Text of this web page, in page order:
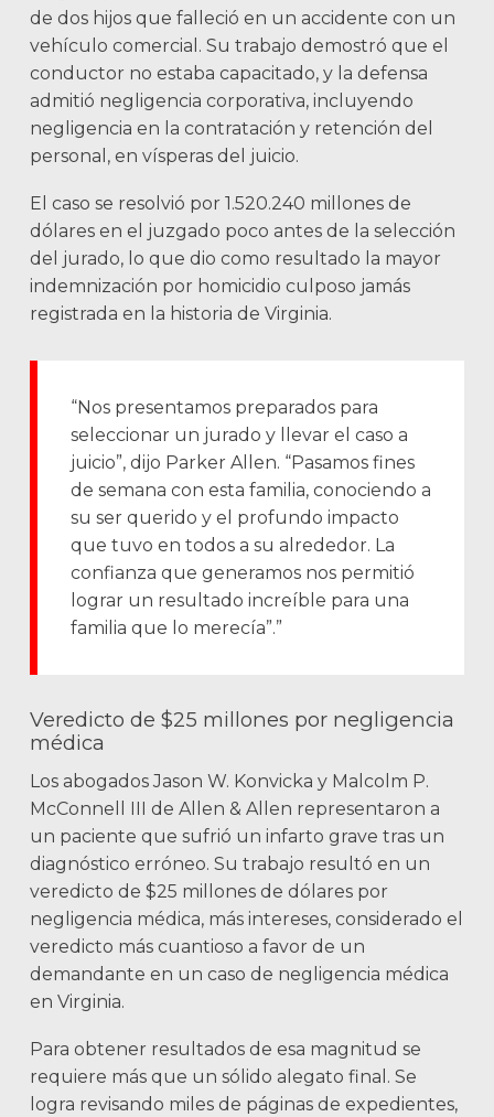
de dos hijos que falleció en un accidente con un
vehículo comercial. Su trabajo demostró que el
conductor no estaba capacitado, y la defensa
admitió negligencia corporativa, incluyendo
negligencia en la contratación y retención del
personal, en vísperas del juicio.
El caso se resolvió por 1.520.240 millones de
dólares en el juzgado poco antes de la selección
del jurado, lo que dio como resultado la mayor
indemnización por homicidio culposo jamás
registrada en la historia de Virginia.
“Nos presentamos preparados para
seleccionar un jurado y llevar el caso a
juicio”, dijo Parker Allen. “Pasamos fines
de semana con esta familia, conociendo a
su ser querido y el profundo impacto
que tuvo en todos a su alrededor. La
confianza que generamos nos permitió
lograr un resultado increíble para una
familia que lo merecía”.”
Veredicto de $25 millones por negligencia
médica
Los abogados Jason W. Konvicka y Malcolm P.
McConnell III de Allen & Allen representaron a
un paciente que sufrió un infarto grave tras un
diagnóstico erróneo. Su trabajo resultó en un
veredicto de $25 millones de dólares por
negligencia médica, más intereses, considerado el
veredicto más cuantioso a favor de un
demandante en un caso de negligencia médica
en Virginia.
Para obtener resultados de esa magnitud se
requiere más que un sólido alegato final. Se
logra revisando miles de páginas de expedientes,